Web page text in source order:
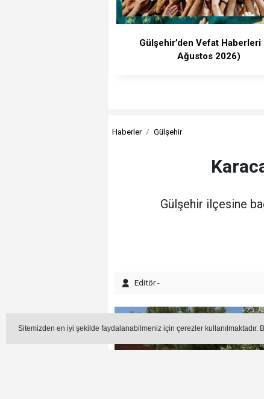
Sitemizden en iyi şekilde faydalanabilmeniz için çerezler kullanılmaktadır.
Gülşehir’den Vefat Haberleri
Ağustos 2026)
Haberler Gülşehir
Gülşehir ilçesine
Editör -